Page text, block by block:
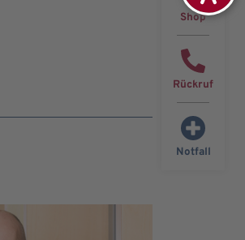
Shop
Rückruf
Notfall